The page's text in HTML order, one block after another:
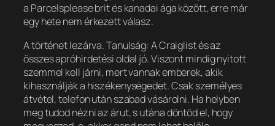
a Parcelsplease brit és kanadai ága között, erre már
egy hete nem érkezett válasz.
A történet lezárva. Tanulság: A Craiglist és az
összes apróhirdetési oldal jó. Viszont mindig nyitott
szemmel kell járni, mert vannak emberek, akik
kihasználják a hiszékenységedet. Csak személyes
átvétel, telefon után szabad vásárolni. Ha helyben
meg tudod nézni az árut, s utána döntöd el, hogy